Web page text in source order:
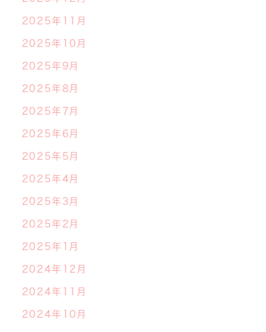
2025年11月
2025年10月
2025年9月
2025年8月
2025年7月
2025年6月
2025年5月
2025年4月
2025年3月
2025年2月
2025年1月
2024年12月
2024年11月
2024年10月